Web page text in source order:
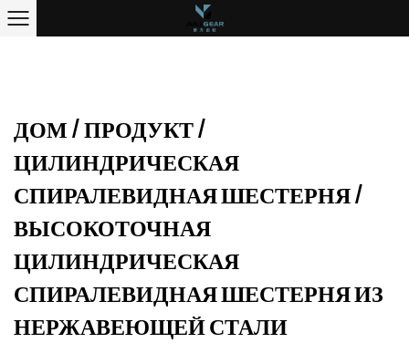
ДОМ/ПРОДУКТ/
ЦИЛИНДРИЧЕСКАЯ
СПИРАЛЕВИДНАЯ ШЕСТЕРНЯ/
ВЫСОКОТОЧНАЯ
ЦИЛИНДРИЧЕСКАЯ
СПИРАЛЕВИДНАЯ ШЕСТЕРНЯ ИЗ
НЕРЖАВЕЮЩЕЙ СТАЛИ